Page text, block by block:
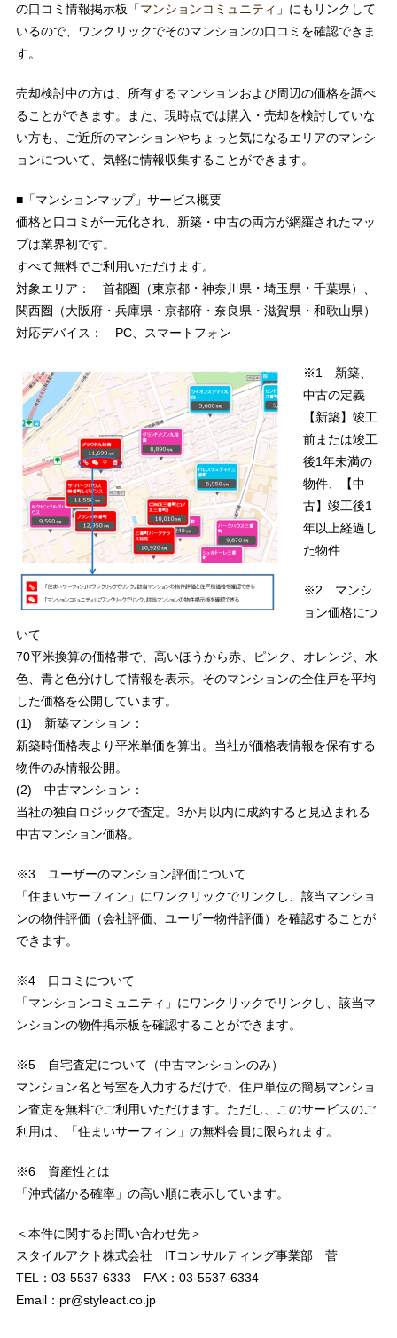
の口コミ情報掲示板「マンションコミュニティ 」にもリンクして
いるので、ワンクリックでそのマンションの口コミを確認できま
す。
売却検討中の方は、所有するマンションおよび周辺の価格を調べ
ることができます。また、現時点では購入・売却を検討していな
い方も、ご近所のマンションやちょっと気になるエリアのマンシ
ョンについて、気軽に情報収集することができます。
■「マンションマップ」サービス概要
価格と口コミが一元化され、新築・中古の両方が網羅されたマッ
プは業界初です。
すべて無料でご利用いただけます。
対象エリア： 首都圏（東京都・神奈川県・埼玉県・千葉県）、
関西圏（大阪府・兵庫県・京都府・奈良県・滋賀県・和歌山県）
対応デバイス： PC、スマートフォン
※1 新築、
中古の定義
【新築】竣工
前または竣工
後1年未満の
物件、【中
古】竣工後1
年以上経過し
た物件
※2 マンシ
ョン価格につ
いて
70平米換算の価格帯で、高いほうから赤、ピンク、オレンジ、水
色、青と色分けして情報を表示。そのマンションの全住戸を平均
した価格を公開しています。
(1) 新築マンション：
新築時価格表より平米単価を算出。当社が価格表情報を保有する
物件のみ情報公開。
(2) 中古マンション：
当社の独自ロジックで査定。3か月以内に成約すると見込まれる
中古マンション価格。
※3 ユーザーのマンション評価について
「住まいサーフィン」にワンクリックでリンクし、該当マンショ
ンの物件評価（会社評価、ユーザー物件評価）を確認することが
できます。
※4 口コミについて
「マンションコミュニティ」にワンクリックでリンクし、該当マ
ンションの物件掲示板を確認することができます。
※5 自宅査定について（中古マンションのみ）
マンション名と号室を入力するだけで、住戸単位の簡易マンショ
ン査定を無料でご利用いただけます。ただし、このサービスのご
利用は、「住まいサーフィン」の無料会員に限られます。
※6 資産性とは
「沖式儲かる確率」の高い順に表示しています。
＜本件に関するお問い合わせ先＞
スタイルアクト株式会社 ITコンサルティング事業部 菅
TEL：03-5537-6333 FAX：03-5537-6334
Email：pr@styleact.co.jp